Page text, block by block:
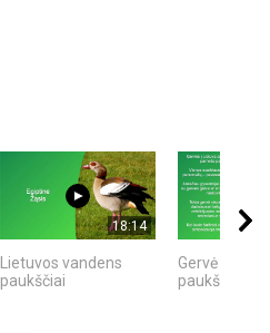
18:14
Lietuvos vandens
paukščiai
Gervė -
paukštis